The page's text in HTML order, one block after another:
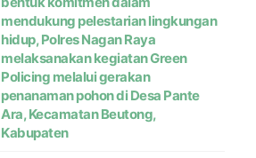
mendukung pelestarian lingkungan
hidup, Polres Nagan Raya
melaksanakan kegiatan Green
Policing melalui gerakan
penanaman pohon di Desa Pante
Ara, Kecamatan Beutong,
Kabupaten